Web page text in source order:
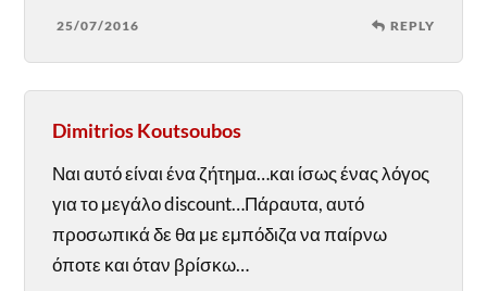
25/07/2016 REPLY
Dimitrios Koutsoubos
Ναι αυτό είναι ένα ζήτημα…και ίσως ένας λόγος
για το μεγάλο discount…Πάραυτα, αυτό
προσωπικά δε θα με εμπόδιζα να παίρνω
όποτε και όταν βρίσκω…